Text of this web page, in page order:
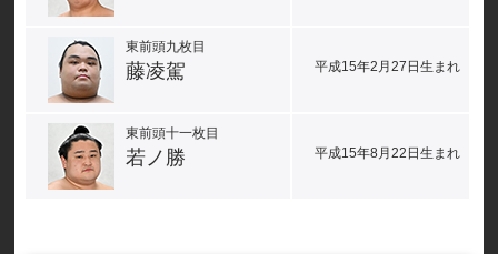
東前頭九枚目
藤凌駕 平成15年2月27日生まれ
東前頭十一枚目
若ノ勝 平成15年8月22日生まれ